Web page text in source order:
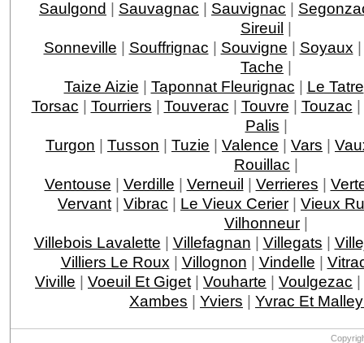
Saulgond | Sauvagnac | Sauvignac |
Sireuil |
Sonneville | Souffrignac | Souvigne | Soyaux
Tache |
Taize Aizie | Taponnat Fleurignac | Le Tatre
Torsac | Tourriers | Touverac | Touvre | Touzac |
Palis |
Turgon | Tusson | Tuzie | Valence | Vars |
Rouillac |
Ventouse | Verdille | Verneuil | Verrieres |
Vervant | Vibrac | Le Vieux Cerier | Vieux
Vilhonneur |
Villebois Lavalette | Villefagnan | Villegats |
Villiers Le Roux | Villognon | Vindelle |
Viville | Voeuil Et Giget | Vouharte | Voulgezac |
Xambes | Yviers | Yvrac Et